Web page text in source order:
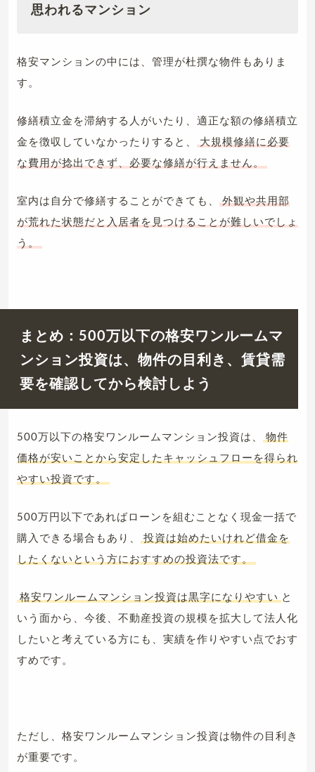
思われるマンション
格安マンションの中には、管理が杜撰な物件もありま
す。
修繕積立金を滞納する人がいたり、適正な額の修繕積立
金を徴収していなかったりすると、
大規模修繕に必要
な費用が捻出できず、必要な修繕が行えません。
室内は自分で修繕することができても、
外観や共用部
が荒れた状態だと入居者を見つけることが難しいでしょ
う。
まとめ：500万以下の格安ワンルームマ
ンション投資は、物件の目利き、賃貸需
要を確認してから検討しよう
500万以下の格安ワンルームマンション投資は、
物件
価格が安いことから安定したキャッシュフローを得られ
やすい投資です。
500万円以下であればローンを組むことなく現金一括で
購入できる場合もあり、
投資は始めたいけれど借金を
したくないという方におすすめの投資法です。
格安ワンルームマンション投資は黒字になりやすい と
いう面から、今後、不動産投資の規模を拡大して法人化
したいと考えている方にも、実績を作りやすい点でおす
すめです。
ただし、格安ワンルームマンション投資は物件の目利き
が重要です。